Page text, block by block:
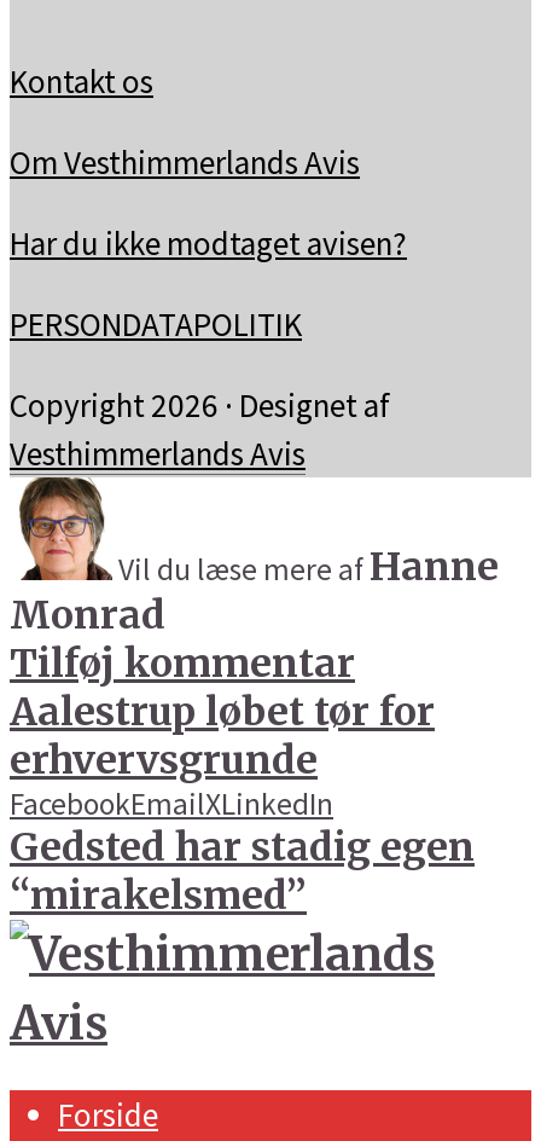
Kontakt os
Om Vesthimmerlands Avis
Har du ikke modtaget avisen?
PERSONDATAPOLITIK
Copyright 2026 · Designet af
Vesthimmerlands Avis
Vil du læse mere afHanne
Monrad
Tilføj kommentar
Aalestrup løbet tør for
erhvervsgrunde
FacebookEmailXLinkedIn
Gedsted har stadig egen
“mirakelsmed”
Forside